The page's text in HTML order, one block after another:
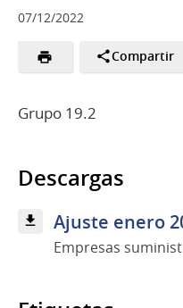
07/12/2022
Compartir
Grupo 19.2
Descargas
Ajuste enero
Empresas